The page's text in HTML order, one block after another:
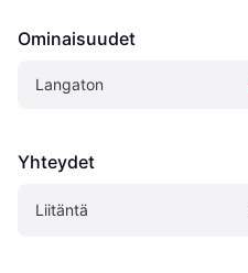
Ominaisuudet
Langaton
Yhteydet
Liitäntä